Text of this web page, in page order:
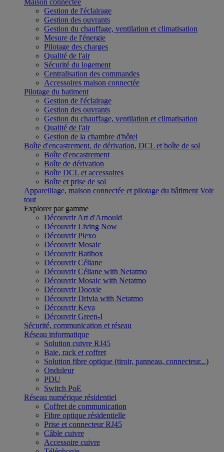
Maison connectée
Gestion de l'éclairage
Gestion des ouvrants
Gestion du chauffage, ventilation et climatisation
Mesure de l'énergie
Pilotage des charges
Qualité de l'air
Sécurité du logement
Centralisation des commandes
Accessoires maison connectée
Pilotage du batiment
Gestion de l'éclairage
Gestion des ouvrants
Gestion du chauffage, ventilation et climatisation
Qualité de l'air
Gestion de la chambre d'hôtel
Boîte d'encastrement, de dérivation, DCL et boîte de sol
Boîte d'encastrement
Boîte de dérivation
Boîte DCL et accessoires
Boîte et prise de sol
Appareillage, maison connectée et pilotage du bâtiment Voir
tout
Explorer par gamme
Découvrir Art d'Arnould
Découvrir Living Now
Découvrir Plexo
Découvrir Mosaic
Découvrir Batibox
Découvrir Céliane
Découvrir Céliane with Netatmo
Découvrir Mosaic with Netatmo
Découvrir Dooxie
Découvrir Drivia with Netatmo
Découvrir Keva
Découvrir Green-I
Sécurité, communication et réseau
Réseau informatique
Solution cuivre RJ45
Baie, rack et coffret
Solution fibre optique (tiroir, panneau, connecteur...)
Onduleur
PDU
Switch PoE
Réseau numérique résidentiel
Coffret de communication
Fibre optique résidentielle
Prise et connecteur RJ45
Câble cuivre
Accessoire cuivre